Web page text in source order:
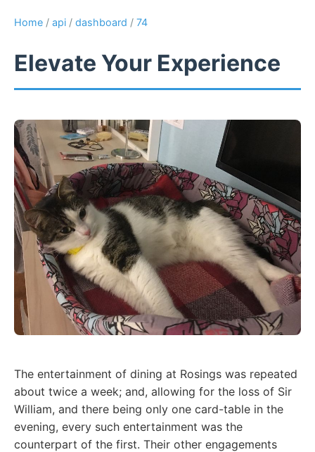
Home / api / dashboard / 74
Elevate Your Experience
The entertainment of dining at Rosings was repeated
about twice a week; and, allowing for the loss of Sir
William, and there being only one card-table in the
evening, every such entertainment was the
counterpart of the first. Their other engagements